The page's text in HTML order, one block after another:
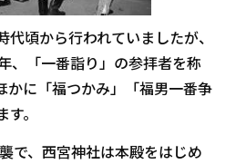
頃から行われていましたが、
、「一番詣り」の参拝者を称
かに「福つかみ」「福男一番争
。
で、西宮神社は本殿をはじめ